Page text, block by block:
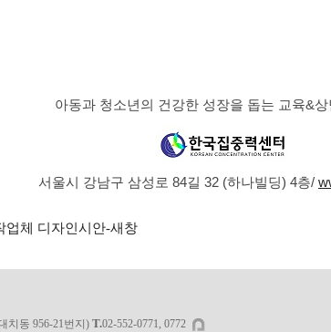
아동과 청소년의 건강한 성장을 돕는 교육&
서울시 강남구 삼성로 84길 32 (하나빌딩) 4층/
치동 956-21번지) T.02-552-0771, 0772